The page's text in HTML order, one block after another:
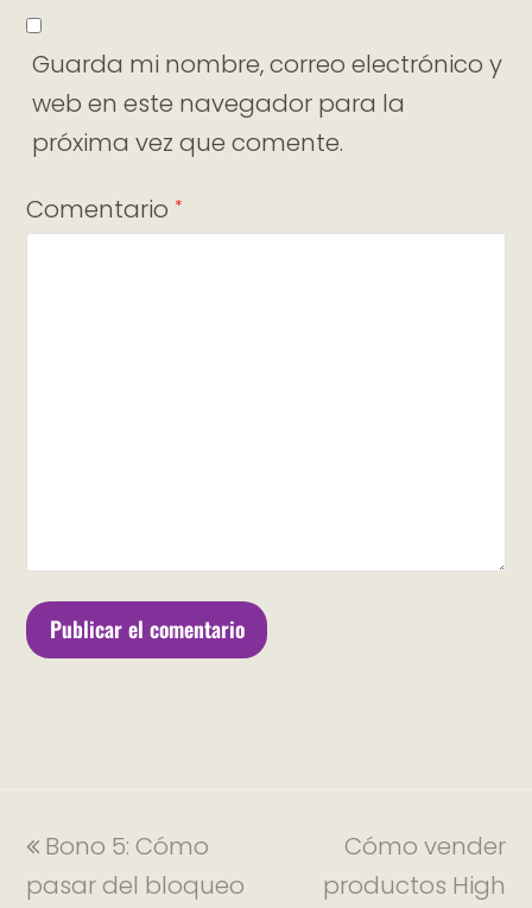
Guarda mi nombre, correo electrónico y
web en este navegador para la
próxima vez que comente.
Comentario *
Bono 5: Cómo
pasar del bloqueo
Cómo vender
productos High